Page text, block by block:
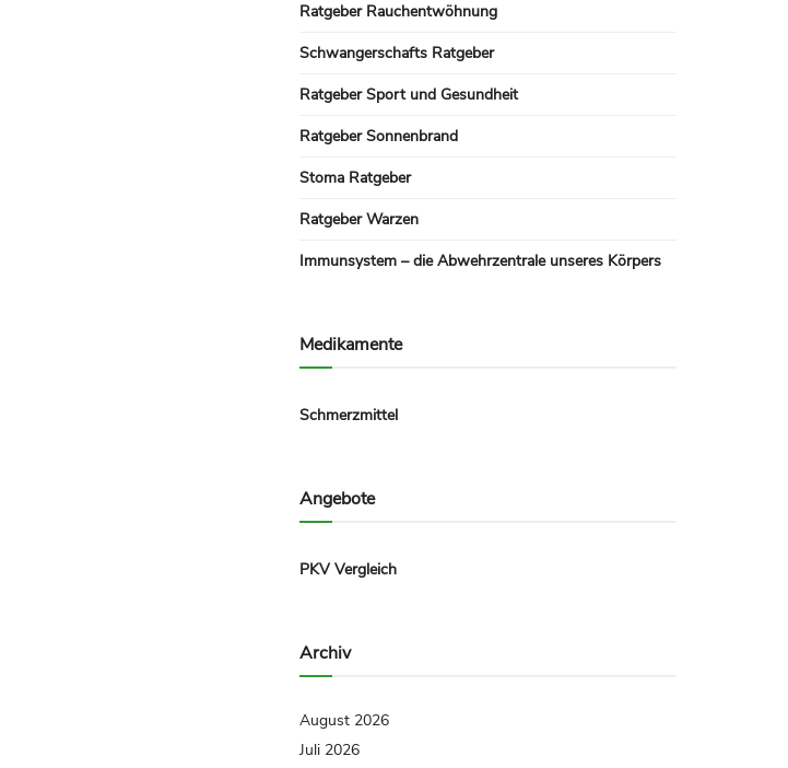
Ratgeber Rauchentwöhnung
Schwangerschafts Ratgeber
Ratgeber Sport und Gesundheit
Ratgeber Sonnenbrand
Stoma Ratgeber
Ratgeber Warzen
Immunsystem – die Abwehrzentrale unseres Körpers
Medikamente
Schmerzmittel
Angebote
PKV Vergleich
Archiv
August 2026
Juli 2026